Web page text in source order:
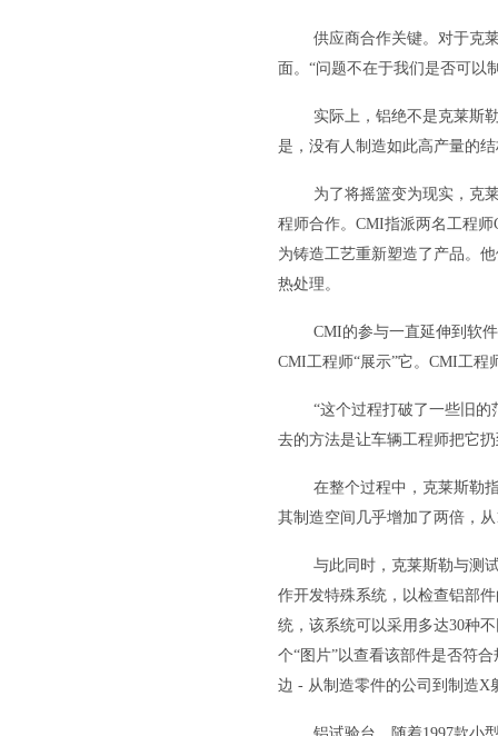
供应商合作关键。对于克
面。“问题不在于我们是否可以
实际上，铝绝不是克莱斯
是，没有人制造如此高产量的
为了将摇篮变为现实，克
程师合作。CMI指派两名工程
为铸造工艺重新塑造了产品。
热处理。
CMI的参与一直延伸到软
CMI工程师“展示”它。CMI工
“这个过程打破了一些旧
去的方法是让车辆工程师把它
在整个过程中，克莱斯勒
其制造空间几乎增加了两倍，
与此同时，克莱斯勒与测
作开发特殊系统，以检查铝部
统，该系统可以采用多达30种
个“图片”以查看该部件是否符
边 - 从制造零件的公司到制造X